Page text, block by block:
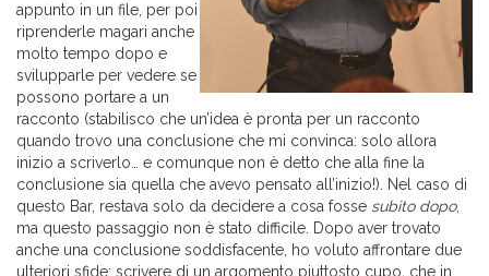
appunto in un file, per poi
riprenderle magari anche
molto tempo dopo e
svilupparle per vedere se
possono portare a un
racconto (stabilisco che un’idea è pronta per un racconto
quando trovo una conclusione che mi convinca: solo allora
inizio a scriverlo… e comunque non è detto che alla fine la
conclusione sia quella che avevo pensato all’inizio!). Nel caso di
questo Bar, restava solo da decidere a cosa fosse subito dopo,
ma questo passaggio non è stato difficile. Dopo aver trovato
anche una conclusione soddisfacente, ho voluto affrontare due
ulteriori sfide: scrivere di un argomento piuttosto cupo, che in